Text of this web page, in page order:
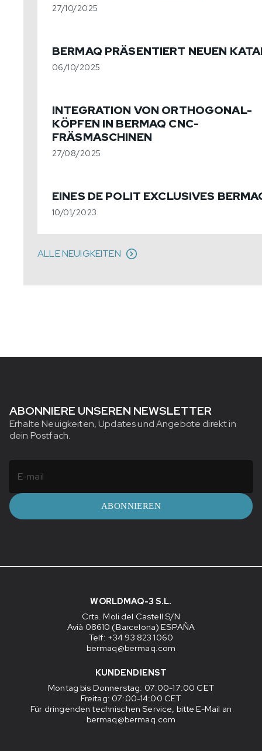
27/10/2025
BERMAQ PRÄSENTIERT NEUEN
06/10/2025
INTEGRATION VON ORTHOGONAL-
KÖPFEN IN BERMAQ CNC-
FRÄSMASCHINEN
27/08/2025
EINES DE POLIT EXCLUSIVES
10/01/2023
ALLE NEUIGKEITEN
ABONNIERE UNSEREN NEWSLETTER
Erhalte Neuigkeiten, Updates und Angebote direkt in
dein Postfach.
ABONNIEREN
WORLDMAQ-3 S.L.
Crta. Moli del Castell S/N
Avià 08610 (Barcelona) ESPAÑA
Telf: +34 93 823 1060
bermaq@bermaq.com
KUNDENDIENST
Montag bis Donnerstag: 07:00-17:00 CET
Freitag: 07:00-14:00 CET
Für dringenden technischen Service, bitte E-Mail an
bermaq@bermaq.com